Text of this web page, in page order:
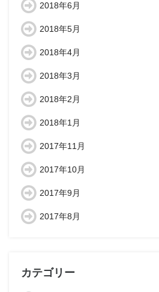
2018年6月
2018年5月
2018年4月
2018年3月
2018年2月
2018年1月
2017年11月
2017年10月
2017年9月
2017年8月
カテゴリー